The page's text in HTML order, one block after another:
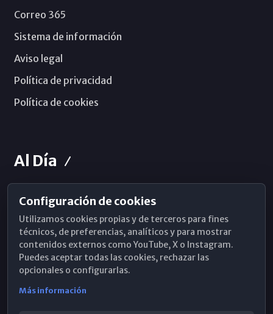
Correo 365
Sistema de información
Aviso legal
Política de privacidad
Política de cookies
Al Día
Horarios de Misa
Hemeroteca
WhatsApp
Configuración de cookies
Utilizamos cookies propias y de terceros para fines
técnicos, de preferencias, analíticos y para mostrar
contenidos externos como YouTube, X o Instagram.
Puedes aceptar todas las cookies, rechazar las
opcionales o configurarlas.
Más información